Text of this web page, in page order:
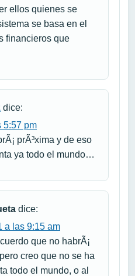
ellos quienes se
se basa en el
financieros que
dice:
5:57 pm
prÃ³xima y de eso
ya todo el mundo…
dice:
a las 9:15 am
que no habrÃ¡
creo que no se ha
todo el mundo, o al